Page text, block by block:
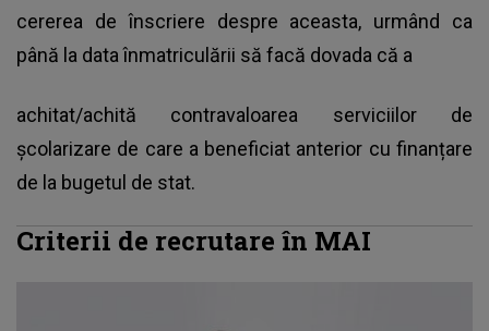
cererea de înscriere despre aceasta, urmând ca
până la data înmatriculării să facă dovada că a
achitat/achită contravaloarea serviciilor de
școlarizare de care a beneficiat anterior cu finanțare
de la bugetul de stat.
Criterii de recrutare în MAI